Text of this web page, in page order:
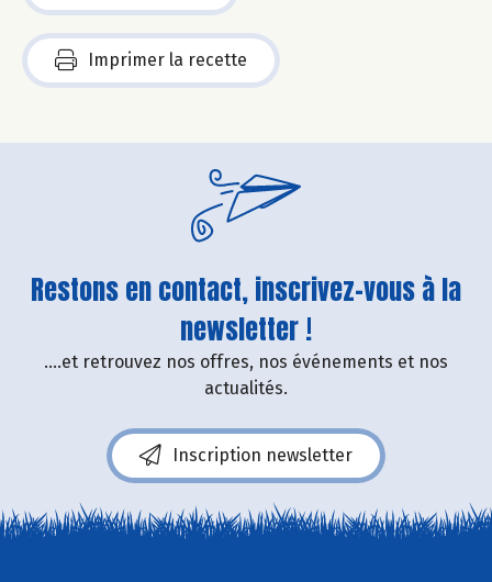
Imprimer la recette
Restons en contact, inscrivez-vous à la
newsletter !
....et retrouvez nos offres, nos événements et nos
actualités.
Inscription newsletter